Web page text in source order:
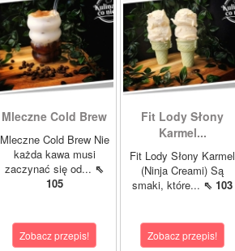
Mleczne Cold Brew
Mleczne Cold Brew Nie
każda kawa musi
zaczynać się od... ⇖
105
Zobacz przepis!
Fit Lody Słony
Karmel...
Fit Lody Słony Karmel
(Ninja Creami) Są
smaki, które... ⇖ 103
Zobacz przepis!